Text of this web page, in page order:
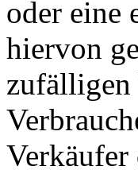
oder eine
hiervon
zufälligen
Verkäufer